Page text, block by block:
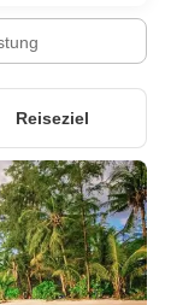
Reiseziel